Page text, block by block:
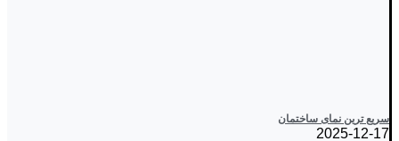
سریع ترین نمای ساختمان
2025-12-17